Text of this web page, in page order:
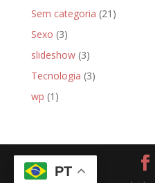
Sem categoria (21)
Sexo (3)
slideshow(3)
Tecnologia (3)
wp (1)
PT